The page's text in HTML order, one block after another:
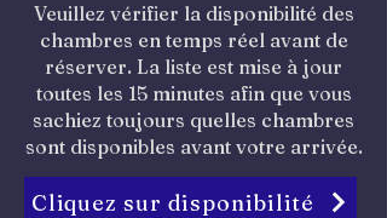
Veuillez vérifier la disponibilité des
chambres en temps réel avant de
réserver. La liste est mise à jour
toutes les 15 minutes afin que vous
sachiez toujours quelles chambres
sont disponibles avant votre arrivée.
Cliquez sur disponibilité